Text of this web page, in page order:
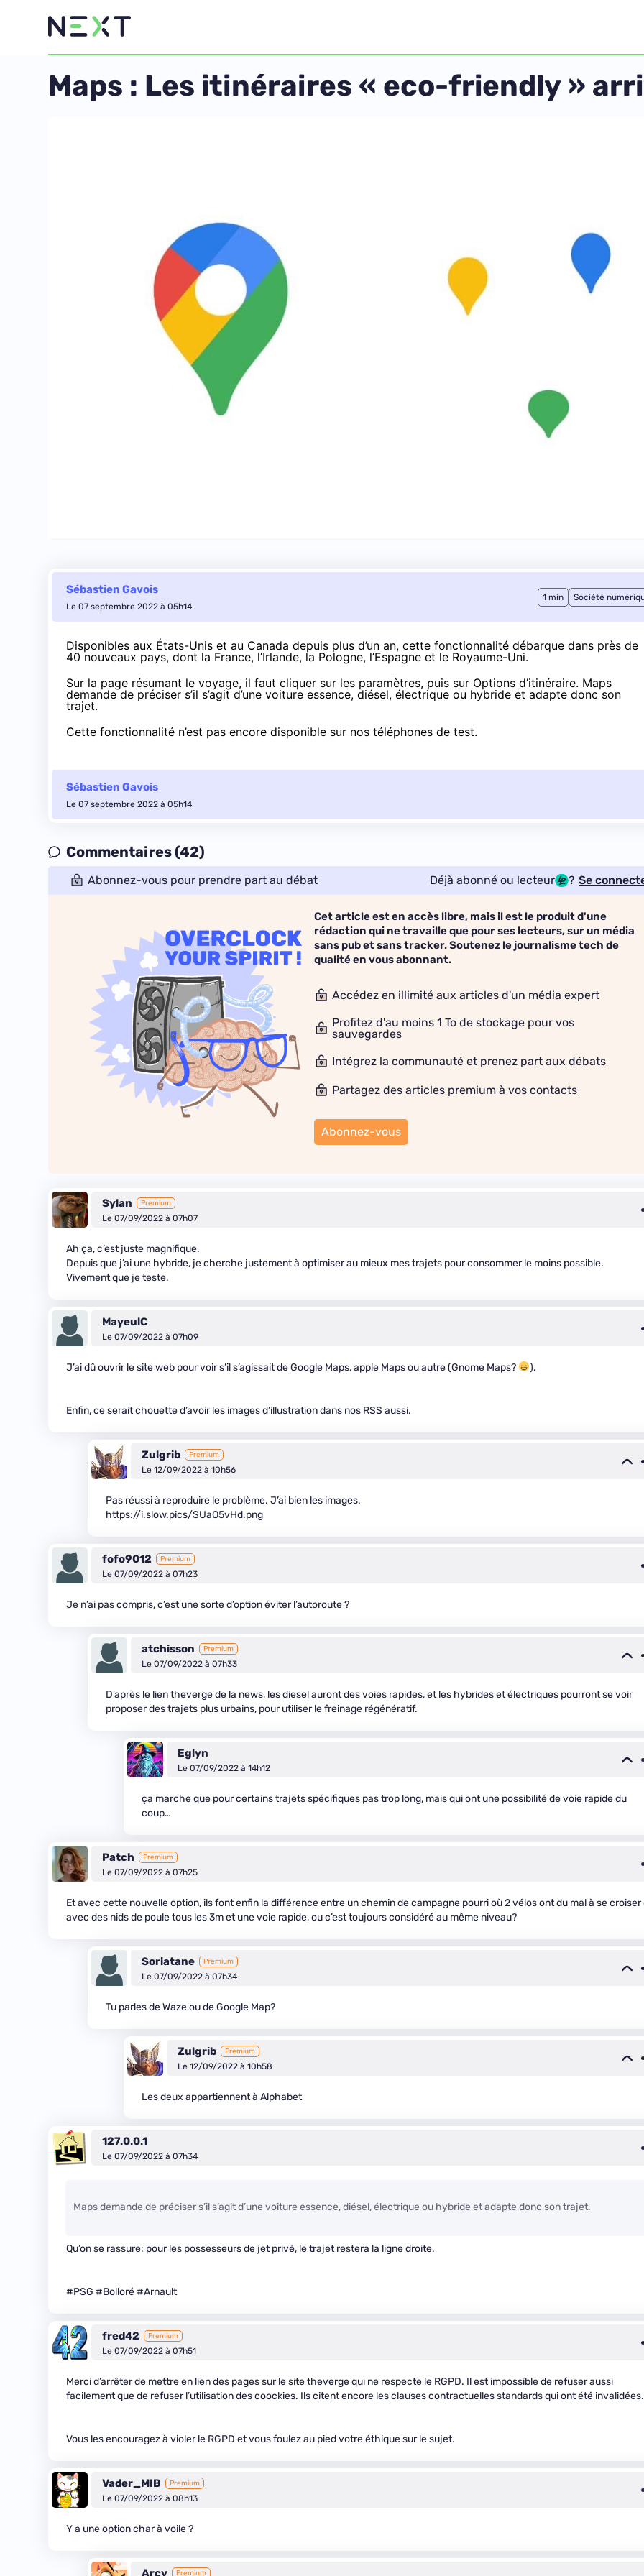
Maps : Les itinéraires « eco-friendly »
Sébastien Gavois
Le 07 septembre 2022 à 05h14
1 min Société
Disponibles aux États-Unis et au Canada depuis plus d’un an, cette fonctionnalité débarque dans près de
40 nouveaux pays, dont la France, l’Irlande, la Pologne, l’Espagne et le Royaume-Uni.
Sur la page résumant le voyage, il faut cliquer sur les paramètres, puis sur Options d’itinéraire. Maps
demande de préciser s’il s’agit d’une voiture essence, diésel, électrique ou hybride et adapte donc son
trajet.
Cette fonctionnalité n’est pas encore disponible sur nos téléphones de test.
Sébastien Gavois
Le 07 septembre 2022 à 05h14
Commentaires (42)
Abonnez-vous pour prendre part au débat Déjà abonné ou lecteur ? Se
Cet article est en accès libre, mais il est le produit d'une
rédaction qui ne travaille que pour ses lecteurs, sur un média
sans pub et sans tracker. Soutenez le journalisme tech de
qualité en vous abonnant.
Accédez en illimité aux articles d'un média expert
Profitez d'au moins 1 To de stockage pour vos
sauvegardes
Intégrez la communauté et prenez part aux débats
Partagez des articles premium à vos contacts
Abonnez-vous
Sylan Premium
Le 07/09/2022 à 07h07
Ah ça, c’est juste magnifique.
Depuis que j’ai une hybride, je cherche justement à optimiser au mieux mes trajets pour consommer le moins possible.
Vivement que je teste.
MayeulC
Le 07/09/2022 à 07h09
J’ai dû ouvrir le site web pour voir s’il s’agissait de Google Maps, apple Maps ou autre (Gnome Maps? ).
Enfin, ce serait chouette d’avoir les images d’illustration dans nos RSS aussi.
Zulgrib Premium
Le 12/09/2022 à 10h56
Pas réussi à reproduire le problème. J’ai bien les images.
https://i.slow.pics/SUaO5vHd.png
fofo9012 Premium
Le 07/09/2022 à 07h23
Je n’ai pas compris, c’est une sorte d’option éviter l’autoroute ?
atchisson Premium
Le 07/09/2022 à 07h33
D’après le lien theverge de la news, les diesel auront des voies rapides, et les hybrides et électriques pourront se voir
proposer des trajets plus urbains, pour utiliser le freinage régénératif.
Eglyn
Le 07/09/2022 à 14h12
ça marche que pour certains trajets spécifiques pas trop long, mais qui ont une possibilité de voie rapide du
coup…
Patch Premium
Le 07/09/2022 à 07h25
Et avec cette nouvelle option, ils font enfin la différence entre un chemin de campagne pourri où 2 vélos ont du mal à se croiser
avec des nids de poule tous les 3m et une voie rapide, ou c’est toujours considéré au même niveau?
Soriatane Premium
Le 07/09/2022 à 07h34
Tu parles de Waze ou de Google Map?
Zulgrib Premium
Le 12/09/2022 à 10h58
Les deux appartiennent à Alphabet
127.0.0.1
Le 07/09/2022 à 07h34
Maps demande de préciser s’il s’agit d’une voiture essence, diésel, électrique ou hybride et adapte donc son trajet.
Qu’on se rassure: pour les possesseurs de jet privé, le trajet restera la ligne droite.
#PSG #Bolloré #Arnault
fred42 Premium
Le 07/09/2022 à 07h51
Merci d’arrêter de mettre en lien des pages sur le site theverge qui ne respecte le RGPD. Il est impossible de refuser aussi
facilement que de refuser l’utilisation des coockies. Ils citent encore les clauses contractuelles standards qui ont été invalidées.
Vous les encouragez à violer le RGPD et vous foulez au pied votre éthique sur le sujet.
Vader_MIB Premium
Le 07/09/2022 à 08h13
Y a une option char à voile ?
Arcy Premium